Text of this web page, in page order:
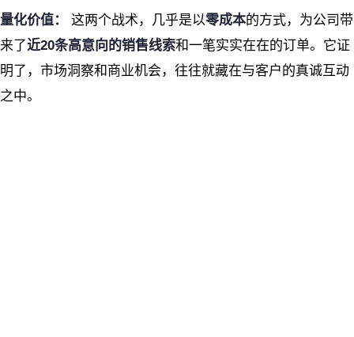
量化价值： 这两个战术，几乎是以零成本的方式，为公司带
来了近20条高意向的销售线索和一笔实实在在的订单。它证
明了，市场洞察和商业机会，往往就藏在与客户的真诚互动
之中。